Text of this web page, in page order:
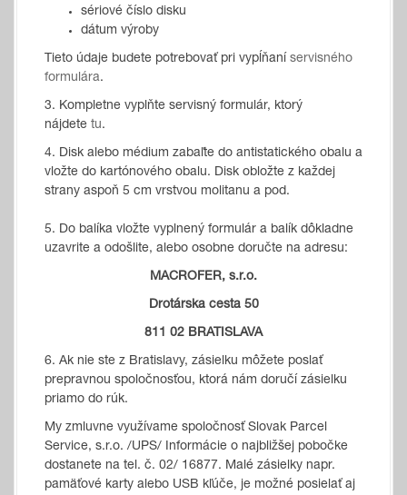
sériové číslo disku
dátum výroby
Tieto údaje budete potrebovať pri vypĺňaní servisného
formulára.
3. Kompletne vyplňte servisný formulár, ktorý
nájdete tu.
4. Disk alebo médium zabaľte do antistatického obalu a
vložte do kartónového obalu. Disk obložte z každej
strany aspoň 5 cm vrstvou molitanu a pod.
5. Do balíka vložte vyplnený formulár a balík dôkladne
uzavrite a odošlite, alebo osobne doručte na adresu:
MACROFER, s.r.o.
Drotárska cesta 50
811 02 BRATISLAVA
6. Ak nie ste z Bratislavy, zásielku môžete poslať
prepravnou spoločnosťou, ktorá nám doručí zásielku
priamo do rúk.
My zmluvne využívame spoločnosť Slovak Parcel
Service, s.r.o. /UPS/ Informácie o najbližšej pobočke
dostanete na tel. č. 02/ 16877. Malé zásielky napr.
pamäťové karty alebo USB kľúče, je možné posielať aj